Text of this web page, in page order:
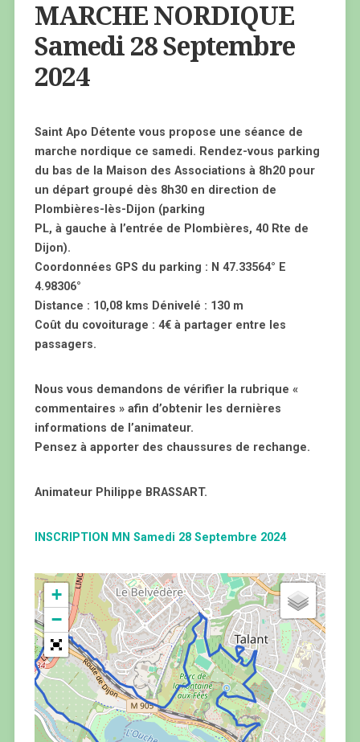
MARCHE NORDIQUE
Samedi 28 Septembre
2024
Saint Apo Détente vous propose une séance de
marche nordique ce samedi. Rendez-vous parking
du bas de la Maison des Associations à 8h20 pour
un départ groupé dès 8h30 en direction de
Plombières-lès-Dijon (parking
PL, à gauche à l’entrée de Plombières, 40 Rte de
Dijon).
Coordonnées GPS du parking : N 47.33564° E
4.98306°
Distance : 10,08 kms Dénivelé : 130 m
Coût du covoiturage : 4€ à partager entre les
passagers.
Nous vous demandons de vérifier la rubrique «
commentaires » afin d’obtenir les dernières
informations de l’animateur.
Pensez à apporter des chaussures de rechange.
Animateur Philippe BRASSART.
INSCRIPTION MN Samedi 28 Septembre 2024
+
−